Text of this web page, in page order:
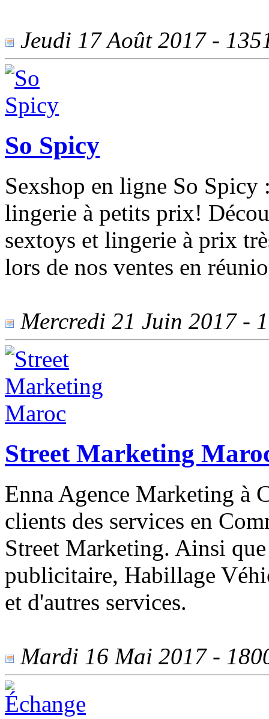
Jeudi 17 Août 2017 -
So Spicy
Sexshop en ligne So Spicy
lingerie à petits prix!
sextoys et lingerie à prix
lors de nos ventes en
Mercredi 21 Juin 2017 -
Street Marketing
Enna Agence Marketing à
clients des services en
Street Marketing. Ainsi
publicitaire, Habillage
et d'autres services.
Mardi 16 Mai 2017 -